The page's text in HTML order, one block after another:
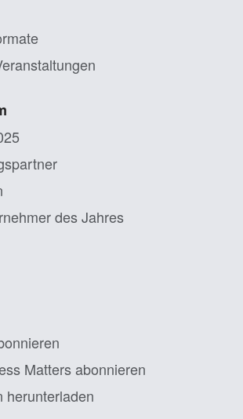
des Jahres
Matters abonnieren
herunterladen